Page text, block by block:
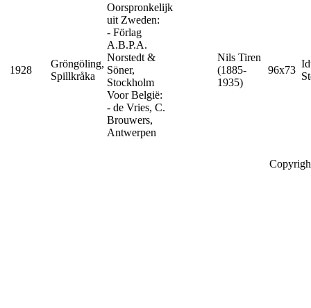
1928
Gröngöling,
Spillkråka
Oorspronkelijk
uit Zweden:
- Förlag
A.B.P.A.
Norstedt &
Söner,
Stockholm
Voor België:
- de Vries, C.
Brouwers,
Antwerpen
Nils Tiren
(1885-
1935)
96x73